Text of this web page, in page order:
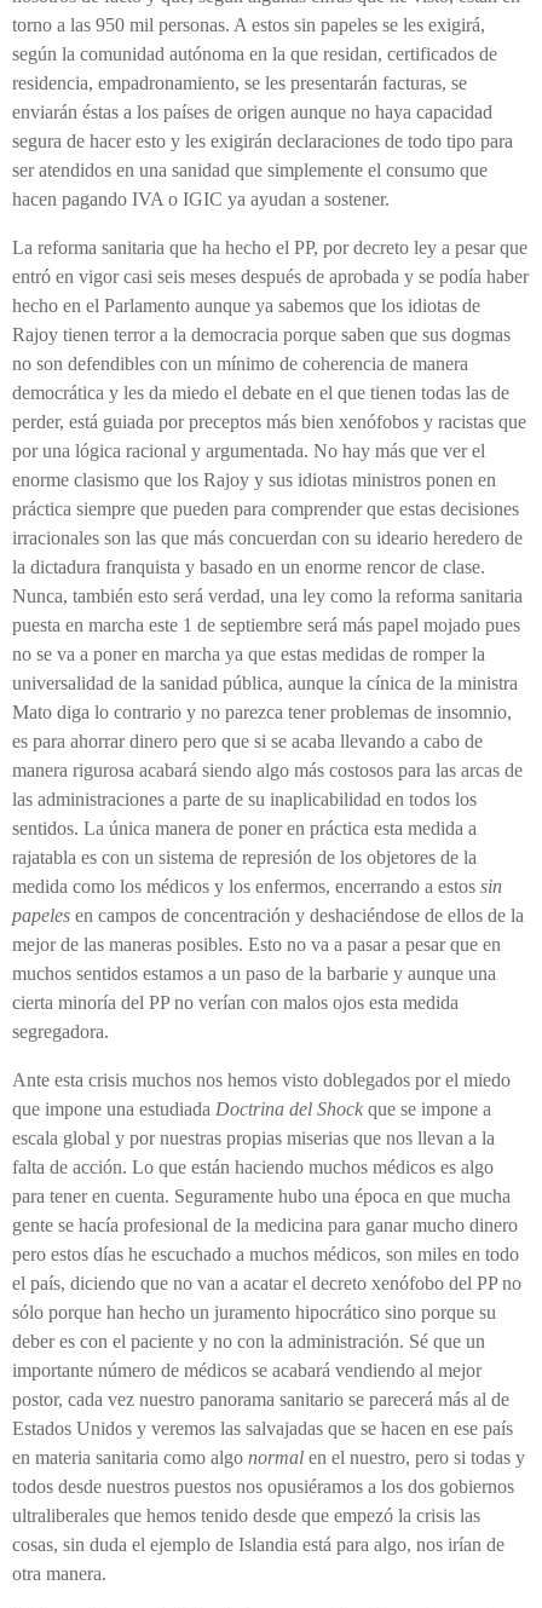
torno a las 950 mil personas. A estos sin papeles se les exigirá,
según la comunidad autónoma en la que residan, certificados de
residencia, empadronamiento, se les presentarán facturas, se
enviarán éstas a los países de origen aunque no haya capacidad
segura de hacer esto y les exigirán declaraciones de todo tipo para
ser atendidos en una sanidad que simplemente el consumo que
hacen pagando IVA o IGIC ya ayudan a sostener.
La reforma sanitaria que ha hecho el PP, por decreto ley a pesar que
entró en vigor casi seis meses después de aprobada y se podía haber
hecho en el Parlamento aunque ya sabemos que los idiotas de
Rajoy tienen terror a la democracia porque saben que sus dogmas
no son defendibles con un mínimo de coherencia de manera
democrática y les da miedo el debate en el que tienen todas las de
perder, está guiada por preceptos más bien xenófobos y racistas que
por una lógica racional y argumentada. No hay más que ver el
enorme clasismo que los Rajoy y sus idiotas ministros ponen en
práctica siempre que pueden para comprender que estas decisiones
irracionales son las que más concuerdan con su ideario heredero de
la dictadura franquista y basado en un enorme rencor de clase.
Nunca, también esto será verdad, una ley como la reforma sanitaria
puesta en marcha este 1 de septiembre será más papel mojado pues
no se va a poner en marcha ya que estas medidas de romper la
universalidad de la sanidad pública, aunque la cínica de la ministra
Mato diga lo contrario y no parezca tener problemas de insomnio,
es para ahorrar dinero pero que si se acaba llevando a cabo de
manera rigurosa acabará siendo algo más costosos para las arcas de
las administraciones a parte de su inaplicabilidad en todos los
sentidos. La única manera de poner en práctica esta medida a
rajatabla es con un sistema de represión de los objetores de la
medida como los médicos y los enfermos, encerrando a estos sin
papeles en campos de concentración y deshaciéndose de ellos de la
mejor de las maneras posibles. Esto no va a pasar a pesar que en
muchos sentidos estamos a un paso de la barbarie y aunque una
cierta minoría del PP no verían con malos ojos esta medida
segregadora.
Ante esta crisis muchos nos hemos visto doblegados por el miedo
que impone una estudiada Doctrina del Shock que se impone a
escala global y por nuestras propias miserias que nos llevan a la
falta de acción. Lo que están haciendo muchos médicos es algo
para tener en cuenta. Seguramente hubo una época en que mucha
gente se hacía profesional de la medicina para ganar mucho dinero
pero estos días he escuchado a muchos médicos, son miles en todo
el país, diciendo que no van a acatar el decreto xenófobo del PP no
sólo porque han hecho un juramento hipocrático sino porque su
deber es con el paciente y no con la administración. Sé que un
importante número de médicos se acabará vendiendo al mejor
postor, cada vez nuestro panorama sanitario se parecerá más al de
Estados Unidos y veremos las salvajadas que se hacen en ese país
en materia sanitaria como algo normal en el nuestro, pero si todas y
todos desde nuestros puestos nos opusiéramos a los dos gobiernos
ultraliberales que hemos tenido desde que empezó la crisis las
cosas, sin duda el ejemplo de Islandia está para algo, nos irían de
otra manera.